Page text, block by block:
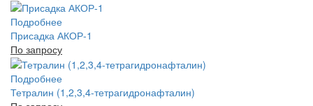
Подробнее
Присадка АКОР-1
По запросу
Подробнее
Тетралин (1,2,3,4-тетрагидронафталин)